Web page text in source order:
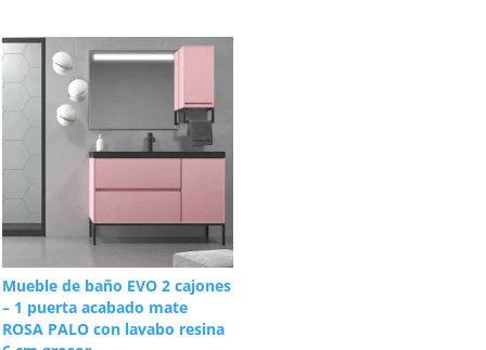
Mueble de baño EVO 2 cajones
– 1 puerta acabado mate
ROSA PALO con lavabo resina